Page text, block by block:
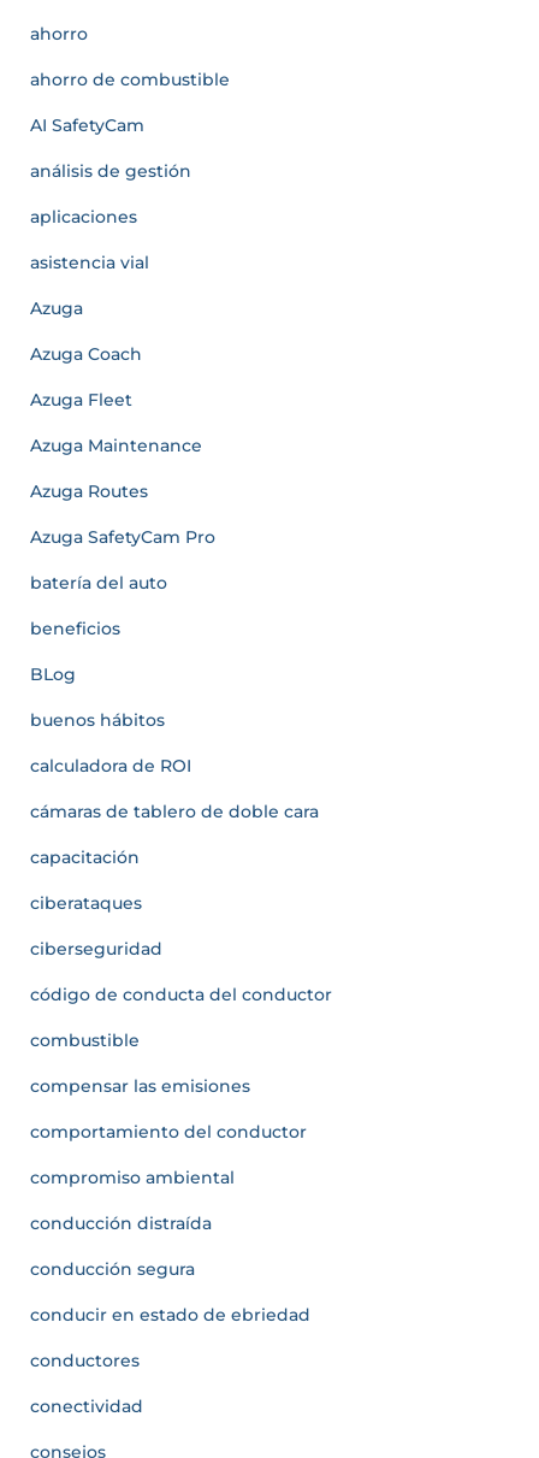
ahorro
ahorro de combustible
AI SafetyCam
análisis de gestión
aplicaciones
asistencia vial
Azuga
Azuga Coach
Azuga Fleet
Azuga Maintenance
Azuga Routes
Azuga SafetyCam Pro
batería del auto
beneficios
BLog
buenos hábitos
calculadora de ROI
cámaras de tablero de doble cara
capacitación
ciberataques
ciberseguridad
código de conducta del conductor
combustible
compensar las emisiones
comportamiento del conductor
compromiso ambiental
conducción distraída
conducción segura
conducir en estado de ebriedad
conductores
conectividad
consejos